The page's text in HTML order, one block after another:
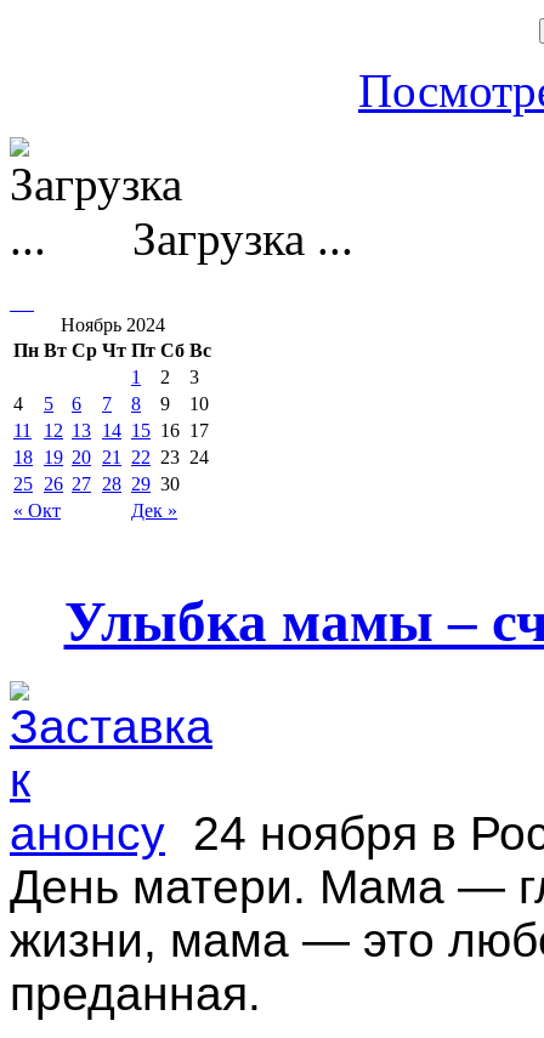
Загрузка ...
Ноябрь 2024
Пн Вт Ср Чт Пт Сб Вс
« Окт Дек »
1 2
3
4
5 6 7 8 9
10
11
12 13 14 15 16 17
18 19 20 21 22 23 24
25 26 27 28 29 30
Улыбка мамы –
24 ноября в
День матери. Мама —
жизни, мама — это
преданная.